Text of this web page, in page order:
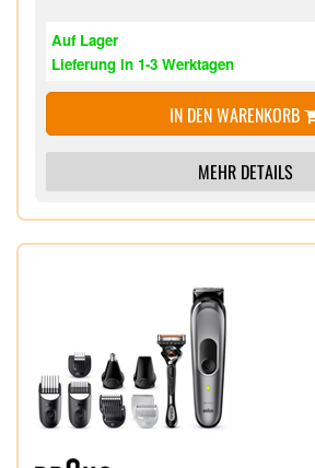
Auf Lager
Lieferung in 1-3 Werktagen
IN DEN WARENKORB
MEHR DETAILS